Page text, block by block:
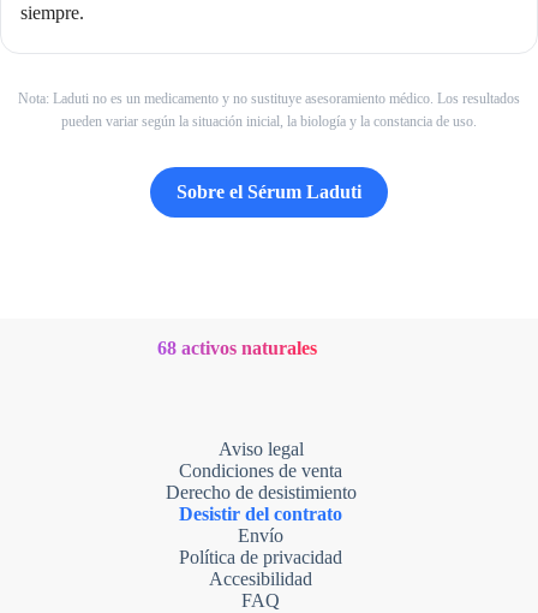
siempre.
Nota: Laduti no es un medicamento y no sustituye asesoramiento médico. Los resultados
pueden variar según la situación inicial, la biología y la constancia de uso.
Sobre el Sérum Laduti
68 activos naturales
Aviso legal
Condiciones de venta
Derecho de desistimiento
Desistir del contrato
Envío
Política de privacidad
Accesibilidad
FAQ